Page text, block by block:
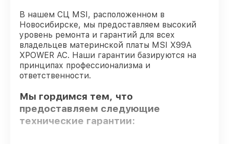
В нашем СЦ MSI, расположенном в
Новосибирске, мы предоставляем высокий
уровень ремонта и гарантий для всех
владельцев материнской платы MSI X99A
XPOWER AC. Наши гарантии базируются на
принципах профессионализма и
ответственности.
Мы гордимся тем, что
предоставляем следующие
технические гарантии: